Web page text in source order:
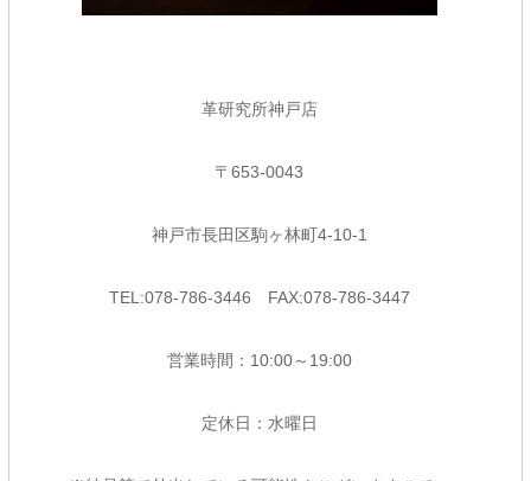
革研究所神戸店
〒653-0043
神戸市長田区駒ヶ林町4-10-1
TEL:078-786-3446 FAX:078-786-3447
営業時間：10:00～19:00
定休日：水曜日